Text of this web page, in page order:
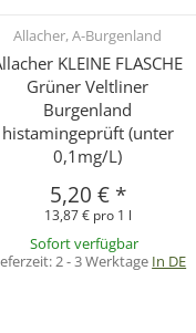
Allacher, A-Burgenland
KLEINE FLASCHE
Grüner Veltliner
Burgenland
histamingeprüft (unter
0,1mg/L)
5,20 € *
13,87 € pro 1 l
Sofort verfügbar
2 - 3 Werktage In DE